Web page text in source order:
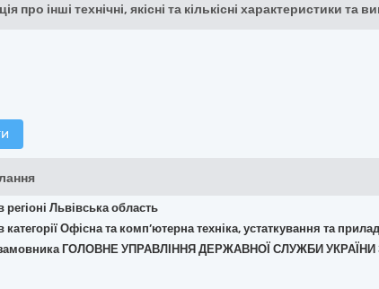
про інші технічні, якісні та кількісні характеристики та
регіоні Львівська область
в категорії Офісна та комп’ютерна техніка, устаткування та
замовника ГОЛОВНЕ УПРАВЛІННЯ ДЕРЖАВНОЇ СЛУЖБИ